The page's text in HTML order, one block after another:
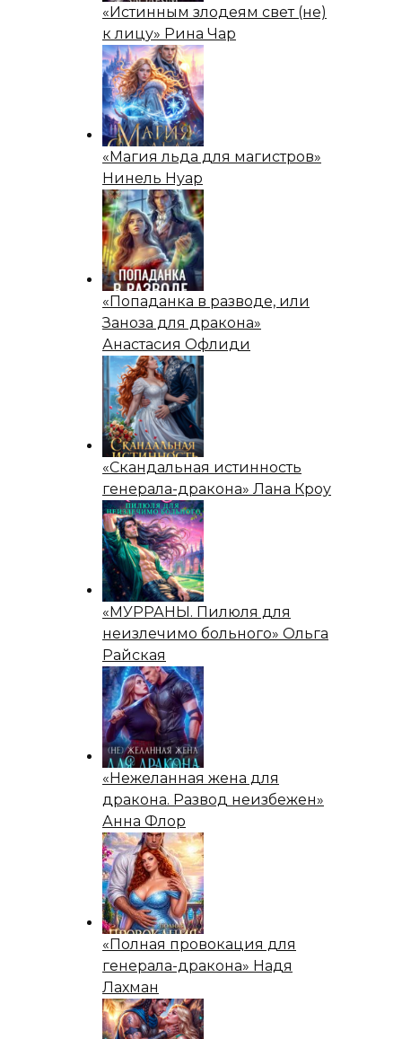
«Истинным злодеям свет (не)
к лицу» Рина Чар
«Магия льда для магистров»
Нинель Нуар
«Попаданка в разводе, или
Заноза для дракона»
Анастасия Офлиди
«Скандальная истинность
генерала-дракона» Лана Кроу
«МУРРАНЫ. Пилюля для
неизлечимо больного» Ольга
Райская
«Нежеланная жена для
дракона. Развод неизбежен»
Анна Флор
«Полная провокация для
генерала-дракона» Надя
Лахман